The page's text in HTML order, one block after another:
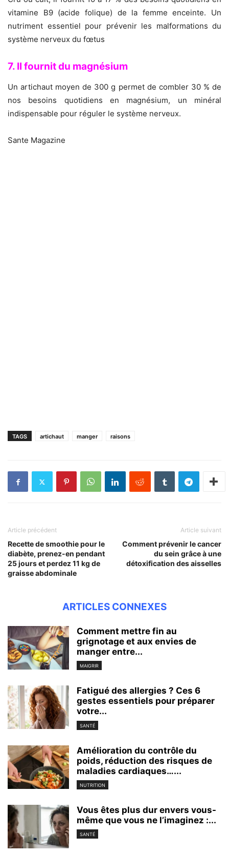
vitamine B9 (acide folique) de la femme enceinte. Un
nutriment essentiel pour prévenir les malformations du
système nerveux du fœtus
7. Il fournit du magnésium
Un artichaut moyen de 300 g permet de combler 30 % de
nos besoins quotidiens en magnésium, un minéral
indispensable pour réguler le système nerveux.
Sante Magazine
TAGS artichaut manger raisons
Article précédent
Recette de smoothie pour le
diabète, prenez-en pendant
25 jours et perdez 11 kg de
graisse abdominale
Article suivant
Comment prévenir le cancer
du sein grâce à une
détoxification des aisselles
ARTICLES CONNEXES
Comment mettre fin au
grignotage et aux envies de
manger entre...
MAIGRIR
Fatigué des allergies ? Ces 6
gestes essentiels pour préparer
votre...
SANTÉ
Amélioration du contrôle du
poids, réduction des risques de
maladies cardiaques…...
NUTRITION
Vous êtes plus dur envers vous-
même que vous ne l’imaginez :...
SANTÉ